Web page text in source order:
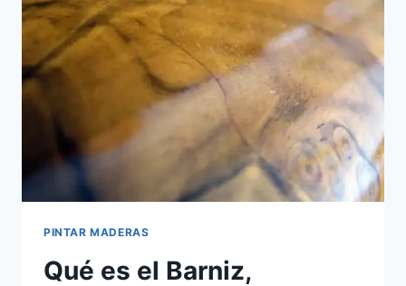
DE
MADERA,
CÓMO
USARLO
PINTAR MADERAS
Qué es el Barniz,